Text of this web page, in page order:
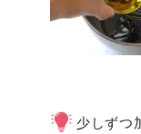
少しずつ